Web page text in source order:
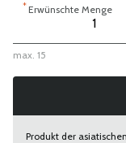
*Erwünschte Menge
max. 15
Produkt der